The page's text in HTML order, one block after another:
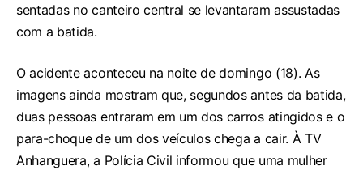
sentadas no canteiro central se levantaram assustadas
com a batida.
O acidente aconteceu na noite de domingo (18). As
imagens ainda mostram que, segundos antes da batida,
duas pessoas entraram em um dos carros atingidos e o
para-choque de um dos veículos chega a cair. À TV
Anhanguera, a Polícia Civil informou que uma mulher